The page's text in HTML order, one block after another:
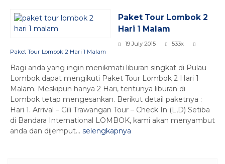
Paket Tour Lombok 2
Hari 1 Malam
19 July 2015
533x
Paket Tour Lombok 2 Hari 1 Malam
Bagi anda yang ingin menikmati liburan singkat di Pulau
Lombok dapat mengikuti Paket Tour Lombok 2 Hari 1
Malam. Meskipun hanya 2 Hari, tentunya liburan di
Lombok tetap mengesankan. Berikut detail paketnya :
Hari 1. Arrival – Gili Trawangan Tour – Check In (L,D) Setiba
di Bandara International LOMBOK, kami akan menyambut
anda dan dijemput... selengkapnya